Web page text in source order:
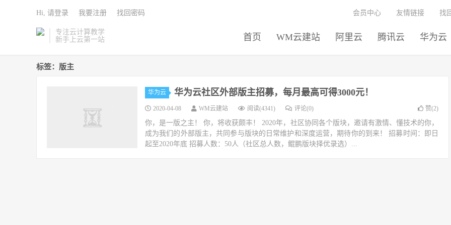
专注云计算教学
新手上云第一站
首页 WM云建站 阿里云 腾讯云 华为云
会员中心 友情链接 找
Hi, 请登录 我要注册 找回密码
标签：版主
华为云 华为云社区外部版主招募，每月最高可得3000元！
2020-04-08 WM云建站 阅读(4341) 评论(0) 赞(2)
你，是一版之主！ 你，将收获颇丰！ 2020年，社区协同各个版块，邀请有激情、懂技术的你，
成为我们的外部版主，共同参与版块的日常维护和深度运营，期待你的到来！ 招募时间：即日
起至2020年底 招募人数：50人（社区总人数，鲲鹏版块择优录选）...